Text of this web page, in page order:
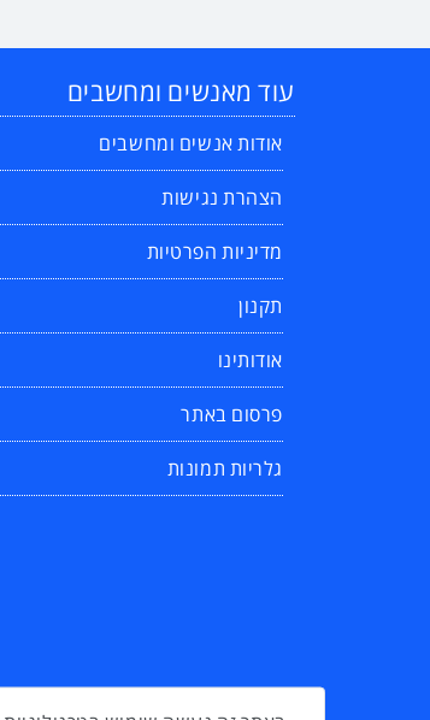
עוד מאנשים ומחשבים
אודות אנשים ומחשבים
הצהרת נגישות
מדיניות הפרטיות
תקנון
אודותינו
פרסום באתר
גלריות תמונות